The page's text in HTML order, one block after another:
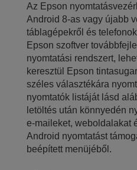
Az Epson
Android 8-as vagy újabb
táblagépekről és
Epson szoftver
nyomtatási rendszert,
keresztül Epson
széles választékára
nyomtatók listáját lásd
letöltés után könnyedén
e-maileket, weboldalakat
Android nyomtatást
beépített menüjéből.